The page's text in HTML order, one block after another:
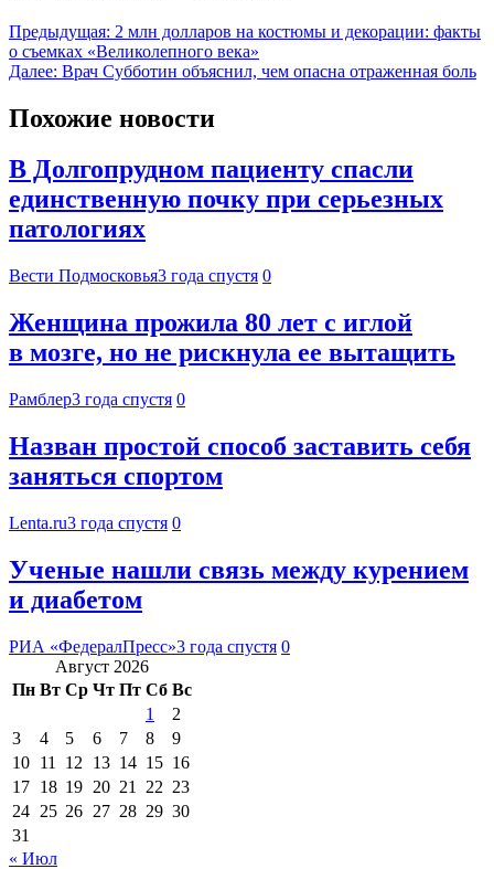
Предыдущая: 2 млн долларов на костюмы и декорации: факты
о съемках «Великолепного века»
Далее: Врач Субботин объяснил, чем опасна отраженная боль
Похожие новости
В Долгопрудном пациенту спасли
единственную почку при серьезных
патологиях
Вести Подмосковья3 года спустя 0
Женщина прожила 80 лет с иглой
в мозге, но не рискнула ее вытащить
Рамблер3 года спустя 0
Назван простой способ заставить себя
заняться спортом
Lenta.ru3 года спустя 0
Ученые нашли связь между курением
и диабетом
РИА «ФедералПресс»3 года спустя 0
Август 2026
Пн Вт Ср Чт Пт Сб Вс
1
2
3
4 5 6 7 8
9
10 11 12 13 14 15 16
17 18 19 20 21 22 23
24 25 26 27 28 29 30
31
« Июл